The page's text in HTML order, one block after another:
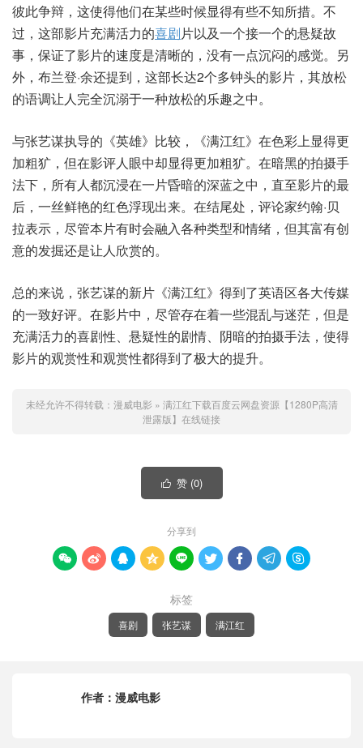
彼此争辩，这使得他们在某些时候显得有些不知所措。不
过，这部影片充满活力的喜剧片以及一个接一个的悬疑故
事，保证了影片的速度是清晰的，没有一点沉闷的感觉。另
外，布兰登·余还提到，这部长达2个多钟头的影片，其放松
的语调让人完全沉溺于一种放松的乐趣之中。
与张艺谋执导的《英雄》比较，《满江红》在色彩上显得更
加粗犷，但在影评人眼中却显得更加粗犷。在暗黑的拍摄手
法下，所有人都沉浸在一片昏暗的深蓝之中，直至影片的最
后，一丝鲜艳的红色浮现出来。在结尾处，评论家约翰·贝
拉表示，尽管本片有时会融入各种类型和情绪，但其富有创
意的发掘还是让人欣赏的。
总的来说，张艺谋的新片《满江红》得到了英语区各大传媒
的一致好评。在影片中，尽管存在着一些混乱与迷茫，但是
充满活力的喜剧性、悬疑性的剧情、阴暗的拍摄手法，使得
影片的观赏性和观赏性都得到了极大的提升。
未经允许不得转载： 漫威电影 » 满江红下载百度云网盘资源【1280P高清
泄露版】在线链接
 赞 (0)
分享到
        
标签
喜剧 张艺谋 满江红
作者： 漫威电影